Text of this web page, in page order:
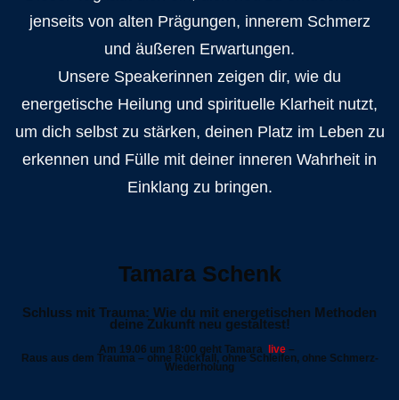
jenseits von alten Prägungen, innerem Schmerz
und äußeren Erwartungen.
Unsere Speakerinnen zeigen dir, wie du
energetische Heilung und spirituelle Klarheit nutzt,
um dich selbst zu stärken, deinen Platz im Leben zu
erkennen und Fülle mit deiner inneren Wahrheit in
Einklang zu bringen.
Tamara Schenk
Schluss mit Trauma: Wie du mit energetischen Methoden
deine Zukunft neu gestaltest!
Am 19.06 um 18:00 geht Tamara live –
Raus aus dem Trauma – ohne Rückfall, ohne Schleifen, ohne Schmerz-
Wiederholung